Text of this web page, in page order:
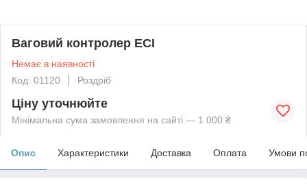
Ваговий контролер ECI
Немає в наявності
Код: 01120
Роздріб
Ціну уточнюйте
Мінімальна сума замовлення на сайті — 1 000 ₴
Опис Характеристики Доставка Оплата Умови